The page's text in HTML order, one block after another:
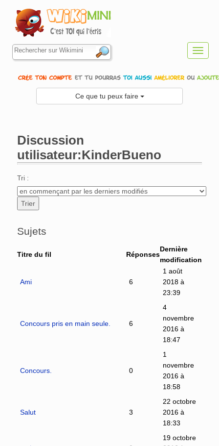
Ce que tu peux faire
Discussion
utilisateur:KinderBueno
Tri :
Sujets
Titre du fil Réponses
Dernière
modification
Ami 6
1 août
2018 à
23:39
Concours pris en main seule. 6
4
novembre
2016 à
18:47
Concours. 0
1
novembre
2016 à
18:58
Salut 3
22 octobre
2016 à
18:33
19 octobre